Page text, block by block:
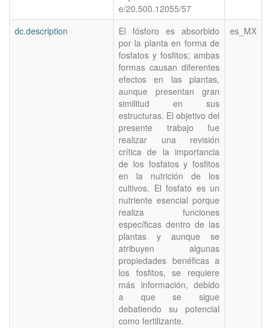
e/20.500.12055/57
dc.description
El fósforo es absorbido
por la planta en forma de
fosfatos y fosfitos; ambas
formas causan diferentes
efectos en las plantas,
aunque presentan gran
similitud en sus
estructuras. El objetivo del
presente trabajo fue
realizar una revisión
crítica de la importancia
de los fosfatos y fosfitos
en la nutrición de los
cultivos. El fosfato es un
nutriente esencial porque
realiza funciones
específicas dentro de las
plantas y aunque se
atribuyen algunas
propiedades benéficas a
los fosfitos, se requiere
más información, debido
a que se sigue
debatiendo su potencial
como fertilizante.
es_MX